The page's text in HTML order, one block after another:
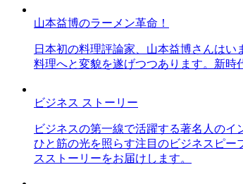
山本益博のラーメン革命！
日本初の料理評論家、山本益博さんは
料理へと変貌を遂げつつあります。新時
ビジネス ストーリー
ビジネスの第一線で活躍する著名人の
ひと筋の光を照らす注目のビジネスピ
スストーリーをお届けします。